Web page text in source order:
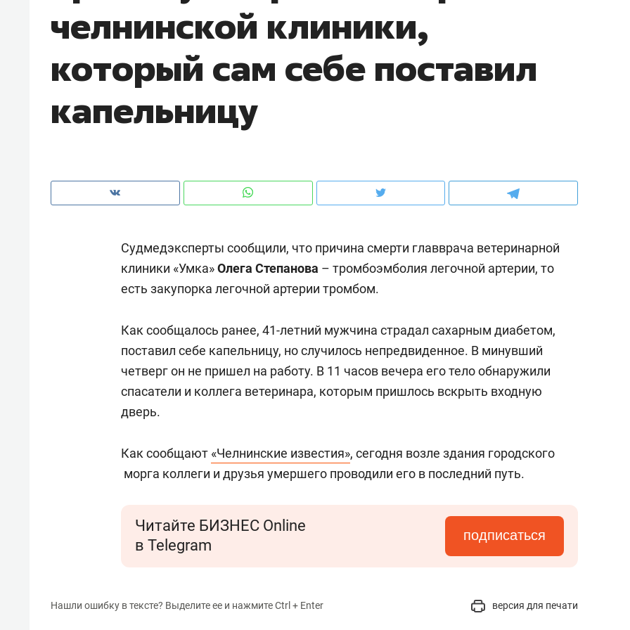
челнинской клиники,
который сам себе поставил
капельницу
Судмедэксперты сообщили, что причина смерти главврача ветеринарной
клиники «Умка»Олега Степанова – тромбоэмболия легочной артерии, то
есть закупорка легочной артерии тромбом.
Как сообщалось ранее, 41-летний мужчина страдал сахарным диабетом,
поставил себе капельницу, но случилось непредвиденное. В минувший
четверг он не пришел на работу. В 11 часов вечера его тело обнаружили
спасатели и коллега ветеринара, которым пришлось вскрыть входную
дверь.
Как сообщают «Челнинские известия», сегодня возле здания городского
морга коллеги и друзья умершего проводили его в последний путь.
Читайте БИЗНЕС Online
в Telegram
подписаться
Нашли ошибку в тексте? Выделите ее и нажмите Ctrl + Enter версия для печати
рынки, почему надо знать аксакалов и
чем интересен Оман?
клиентах и чудных запросах мастеров
Рекомендуем
Оставить шум за волной: как
строят тишину в казанском
Рекомендуем
Психотерапевт «Фороса»:
«Директорский невроз» –
свою сверхнагрузку
стрессом»
Рекомендуем
Дизайнер-прораб
для меня это